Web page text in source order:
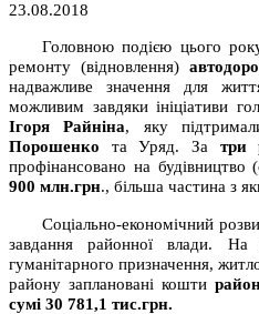
23.08.2018
Головною подією цього
ремонту (відновлення)
надважливе значення для
можливим завдяки ініціативи
Ігоря Райніна, яку
Порошенко та Уряд. За три
профінансовано на будівництво
900 млн.грн., більша частина з
Соціально-економічний
завдання районної влади. На
гуманітарного призначення,
району заплановані кошти
сумі 30 781,1 тис.грн.